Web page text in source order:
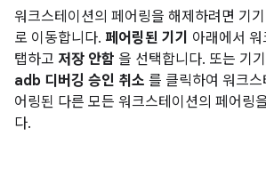
워크스테이션의 페어링을 해제하려면 기
로 이동합니다. 페어링된 기기 아래에서
탭하고 저장 안함 을 선택합니다. 또는 기
adb 디버깅 승인 취소 를 클릭하여 워크
어링된 다른 모든 워크스테이션의 페어링
다.